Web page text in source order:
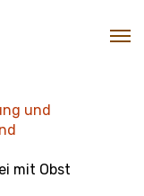
und
mit Obst